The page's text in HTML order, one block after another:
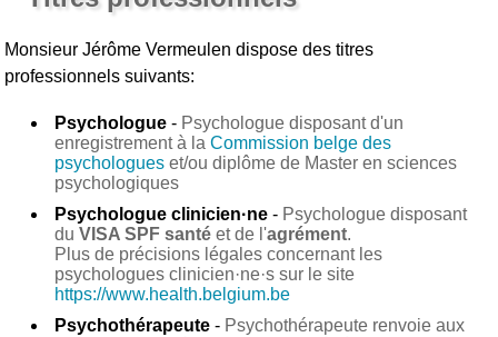
Monsieur Jérôme Vermeulen dispose des titres
professionnels suivants:
Psychologue - Psychologue disposant d'un
enregistrement à laCommission belge des
psychologues et/ou diplôme de Master en sciences
psychologiques
Psychologue clinicien·ne - Psychologue disposant
duVISA SPF santé et de l'agrément.
Plus de précisions légales concernant les
psychologues clinicien·ne·s sur le site
https://www.health.belgium.be
Psychothérapeute - Psychothérapeute renvoie aux